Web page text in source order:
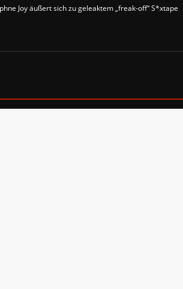
Joy äußert sich zu geleaktem „freak-off“ S*xtape